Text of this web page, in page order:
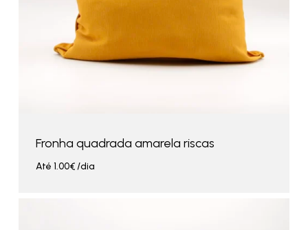
Fronha quadrada amarela riscas
Até 1.00€/dia